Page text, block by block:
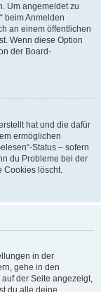
Um angemeldet zu
beim Anmelden
an einem öffentlichen
Wenn diese Option
der Board-
hat und die dafür
ermöglichen
Status – sofern
du Probleme bei der
Cookies löscht.
in der
gehe in den
der Seite angezeigt,
du alle deine